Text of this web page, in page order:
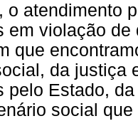
o atendimento
em violação
que
da justiça
pelo Estado,
social